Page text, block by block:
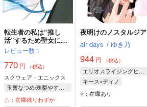
転生者の私は“推し
活”するため聖女にな
りました! 2
レビュー数 1
770 円 （税込）
スクウェア・エニックス
玉響なつめ/珠梨やすゆき
△：在庫残りわずか
夜明けのノスタルジア
air days / ゆき乃
944 円 （税込）
エリオスライジングヒーローズ
キース×ディノ
キース・マックス
○：在庫あり